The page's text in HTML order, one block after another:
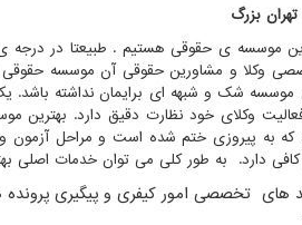
بزرگ
موسسه ی حقوقی هستیم . طبیعتا در
وکلا و مشاورین حقوقی آن موسسه حقوقی
موسسه شک و شبهه ای برایمان نداشته
وکلای خود نظارت دقیق دارد.
که به پیروزی ختم شده است و مراحل
دارد. به طور کلی می توان خدمات اصلی
های تخصصی امور کیفری و پیگیری